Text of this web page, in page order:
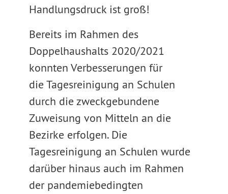
Handlungsdruck ist groß!
Bereits im Rahmen des
Doppelhaushalts 2020/2021
konnten Verbesserungen für
die Tagesreinigung an Schulen
durch die zweckgebundene
Zuweisung von Mitteln an die
Bezirke erfolgen. Die
Tagesreinigung an Schulen wurde
darüber hinaus auch im Rahmen
der pandemiebedingten